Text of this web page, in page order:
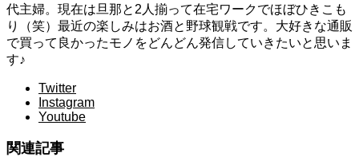
代主婦。現在は旦那と2人揃って在宅ワークでほぼひきこも
り（笑）最近の楽しみはお酒と野球観戦です。大好きな通販
で買って良かったモノをどんどん発信していきたいと思いま
す♪
Twitter
Instagram
Youtube
関連記事